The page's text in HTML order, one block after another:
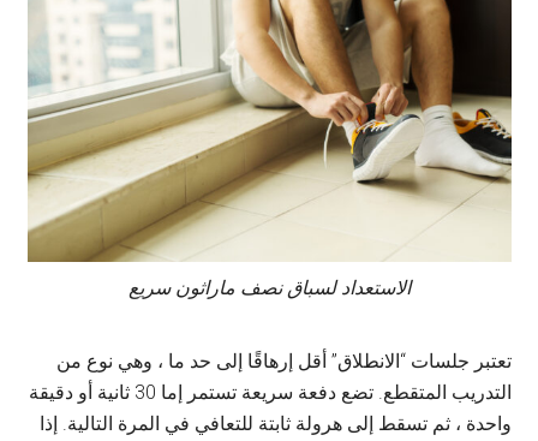
الاستعداد لسباق نصف ماراثون سريع
تعتبر جلسات “الانطلاق” أقل إرهاقًا إلى حد ما ، وهي نوع من
التدريب المتقطع. تضع دفعة سريعة تستمر إما 30 ثانية أو دقيقة
واحدة ، ثم تسقط إلى هرولة ثابتة للتعافي في المرة التالية. إذا